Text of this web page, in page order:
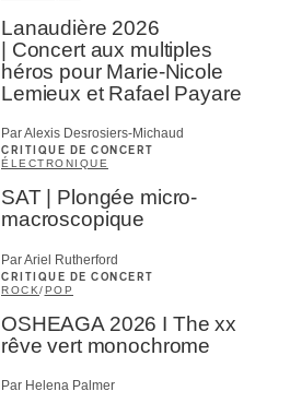
Lanaudière 2026
| Concert aux multiples
héros pour Marie-Nicole
Lemieux et Rafael Payare
Par Alexis Desrosiers-Michaud
CRITIQUE DE CONCERT
ÉLECTRONIQUE
SAT | Plongée micro-
macroscopique
Par Ariel Rutherford
CRITIQUE DE CONCERT
ROCK/POP
OSHEAGA 2026 I The xx
rêve vert monochrome
Par Helena Palmer